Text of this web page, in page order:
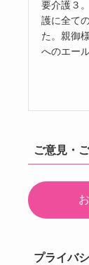
要介護３
護に全て
た。親御
へのエー
ご意見・
プライバ